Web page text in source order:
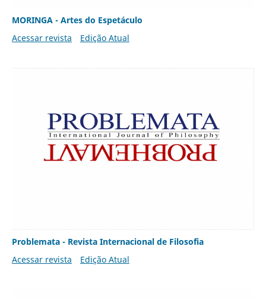
MORINGA - Artes do Espetáculo
Acessar revista
Edição Atual
Problemata - Revista Internacional de Filosofia
Acessar revista
Edição Atual